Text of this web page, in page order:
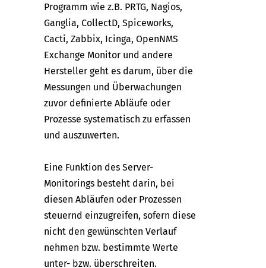
Programm wie z.B. PRTG, Nagios,
Ganglia, CollectD, Spiceworks,
Cacti, Zabbix, Icinga, OpenNMS
Exchange Monitor und andere
Hersteller geht es darum, über die
Messungen und Überwachungen
zuvor definierte Abläufe oder
Prozesse systematisch zu erfassen
und auszuwerten.
Eine Funktion des Server-
Monitorings besteht darin, bei
diesen Abläufen oder Prozessen
steuernd einzugreifen, sofern diese
nicht den gewünschten Verlauf
nehmen bzw. bestimmte Werte
unter- bzw. überschreiten.